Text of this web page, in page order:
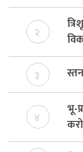
२
३
४
भू-